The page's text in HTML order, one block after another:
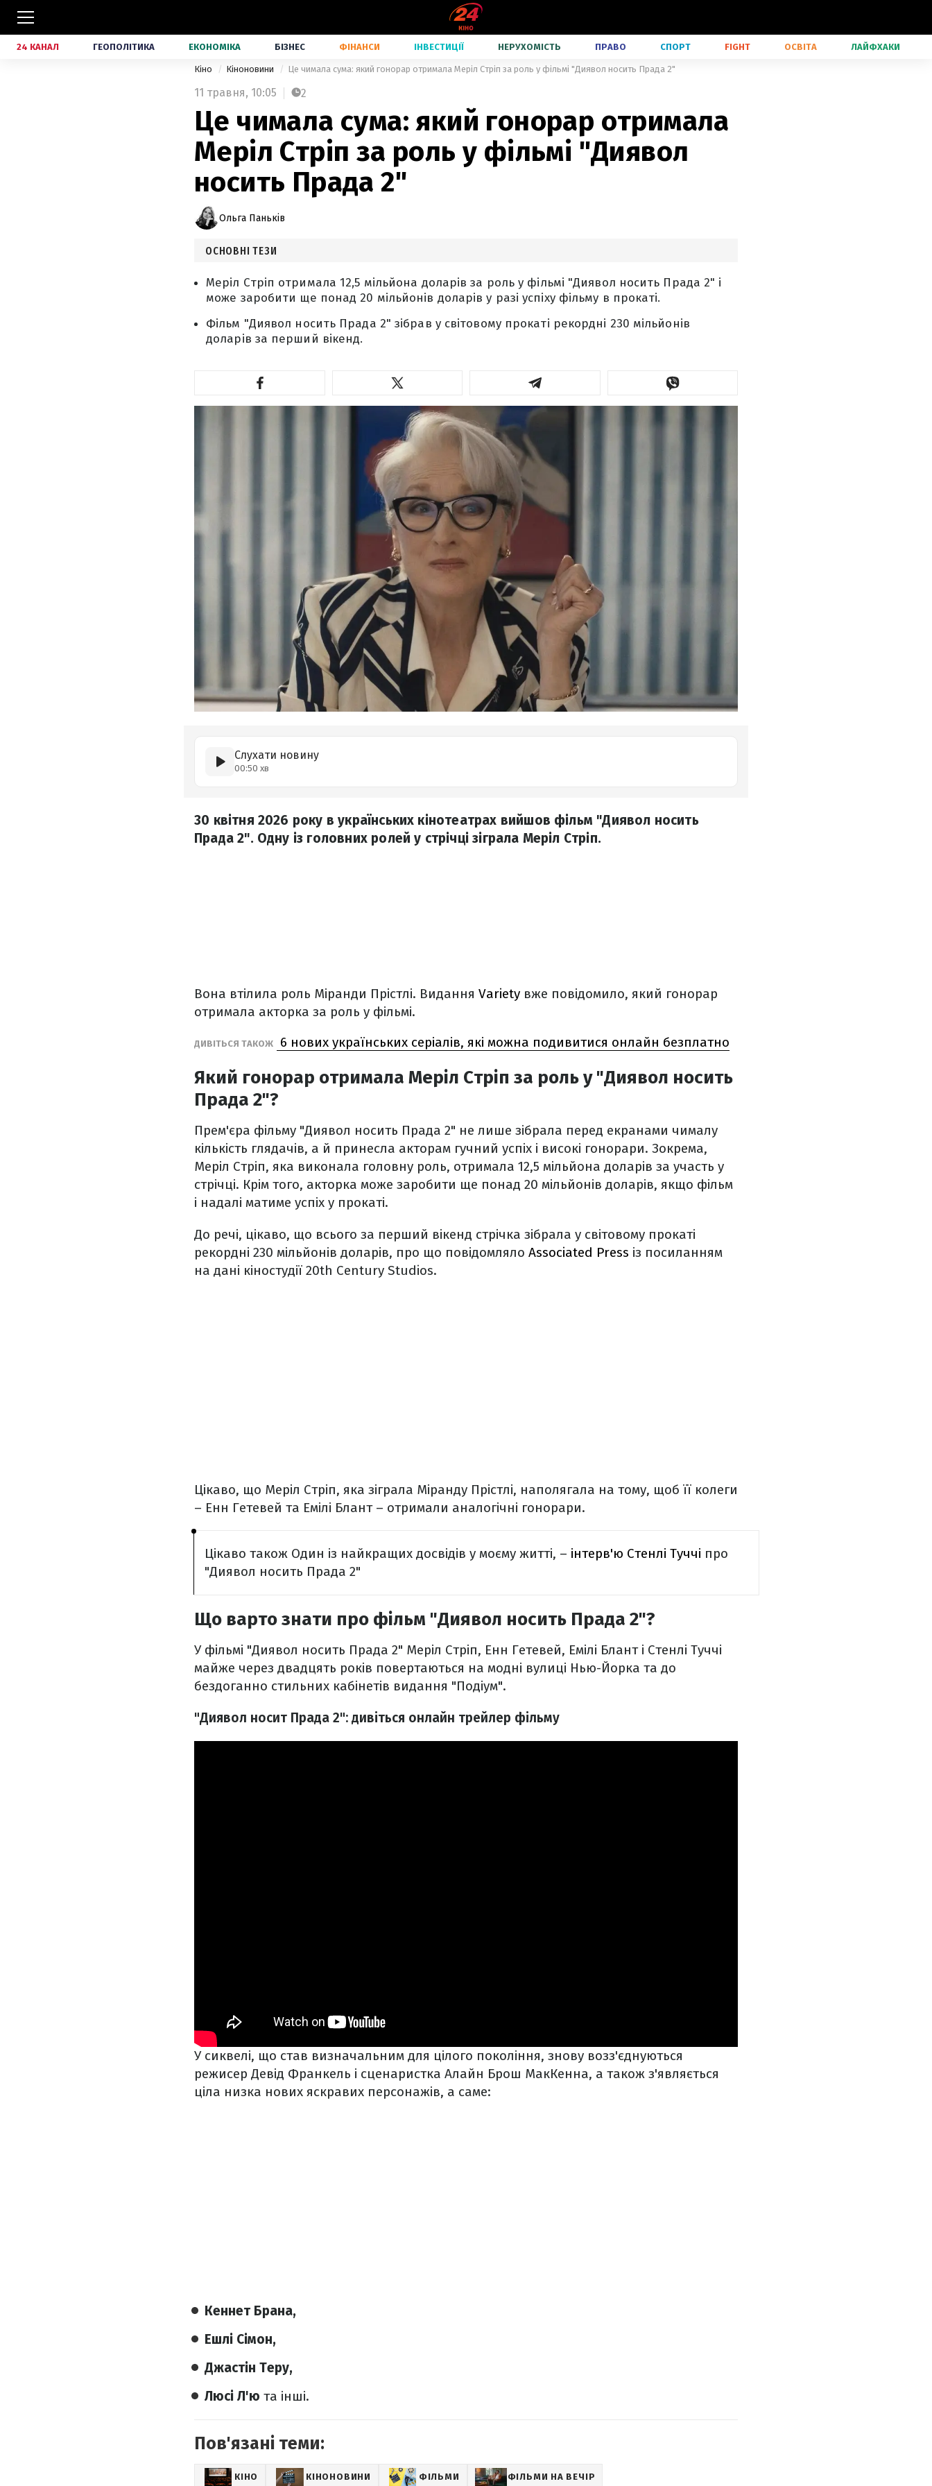
24 КАНАЛ ГЕОПОЛІТИКА ЕКОНОМІКА БІЗНЕС ФІНАНСИ ІНВЕСТИЦІЇ НЕРУХОМІСТЬ ПРАВО СПОРТ FIGHT ОСВІТА ЛАЙФХАКИ
Кіно Кіноновини Це чимала сума: який гонорар отримала Меріл Стріп за роль у фільмі "Диявол носить Прада 2"
11 травня, 10:05 2
Це чимала сума: який гонорар отримала
Меріл Стріп за роль у фільмі "Диявол
носить Прада 2"
Ольга Паньків
ОСНОВНІ ТЕЗИ
Меріл Стріп отримала 12,5 мільйона доларів за роль у фільмі "Диявол носить Прада 2" і
може заробити ще понад 20 мільйонів доларів у разі успіху фільму в прокаті.
Фільм "Диявол носить Прада 2" зібрав у світовому прокаті рекордні 230 мільйонів
доларів за перший вікенд.
Слухати новину
00:50 хв
30 квітня 2026 року в українських кінотеатрах вийшов фільм "Диявол носить
Прада 2". Одну із головних ролей у стрічці зіграла Меріл Стріп.
Вона втілила роль Міранди Прістлі. Видання Variety вже повідомило, який гонорар
отримала акторка за роль у фільмі.
ДИВІТЬСЯ ТАКОЖ 6 нових українських серіалів, які можна подивитися онлайн безплатно
Який гонорар отримала Меріл Стріп за роль у "Диявол носить
Прада 2"?
Прем'єра фільму "Диявол носить Прада 2" не лише зібрала перед екранами чималу
кількість глядачів, а й принесла акторам гучний успіх і високі гонорари. Зокрема,
Меріл Стріп, яка виконала головну роль, отримала 12,5 мільйона доларів за участь у
стрічці. Крім того, акторка може заробити ще понад 20 мільйонів доларів, якщо фільм
і надалі матиме успіх у прокаті.
До речі, цікаво, що всього за перший вікенд стрічка зібрала у світовому прокаті
рекордні 230 мільйонів доларів, про що повідомляло Associated Press із посиланням
на дані кіностудії 20th Century Studios.
Цікаво, що Меріл Стріп, яка зіграла Міранду Прістлі, наполягала на тому, щоб її колеги
– Енн Гетевей та Емілі Блант – отримали аналогічні гонорари.
Цікаво також Один із найкращих досвідів у моєму житті, – інтерв'ю Стенлі Туччі про
"Диявол носить Прада 2"
Що варто знати про фільм "Диявол носить Прада 2"?
У фільмі "Диявол носить Прада 2" Меріл Стріп, Енн Гетевей, Емілі Блант і Стенлі Туччі
майже через двадцять років повертаються на модні вулиці Нью-Йорка та до
бездоганно стильних кабінетів видання "Подіум".
"Диявол носит Прада 2": дивіться онлайн трейлер фільму
У сиквелі, що став визначальним для цілого покоління, знову возз'єднуються
режисер Девід Франкель і сценаристка Алайн Брош МакКенна, а також з'являється
ціла низка нових яскравих персонажів, а саме:
Кеннет Брана,
Ешлі Сімон,
Джастін Теру,
Люсі Л'ю та інші.
Пов'язані теми:
КІНО КІНОНОВИНИ ФІЛЬМИ ФІЛЬМИ НА ВЕЧІР